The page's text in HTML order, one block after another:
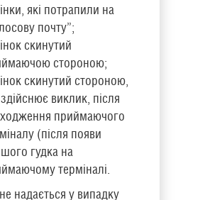
які потрапили на
почту”;
скинутий
стороною;
скинутий стороною,
виклик, після
приймаючого
(після появи
гудка на
терміналі.
надається у випадку